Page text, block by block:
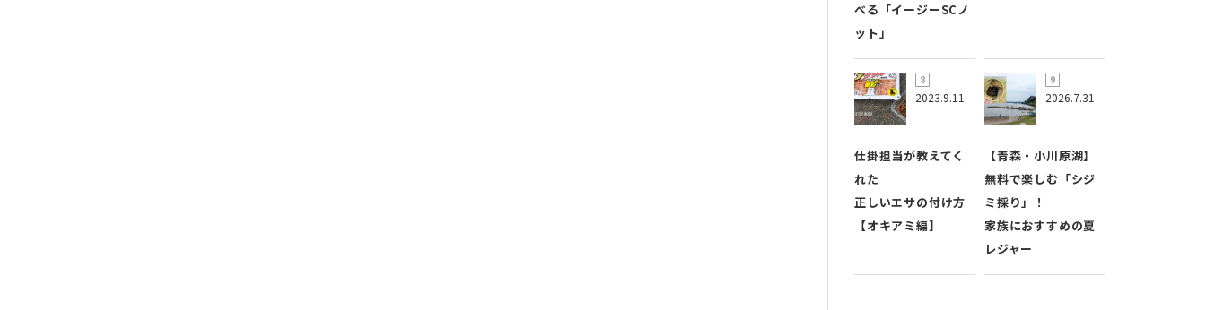
べる「イージーSCノ
ット」
2023.9.11
仕掛担当が教えてく
れた
正しいエサの付け方
【オキアミ編】
2026.7.31
【青森・小川原湖】
無料で楽しむ「シジ
ミ採り」！
家族におすすめの夏
レジャー